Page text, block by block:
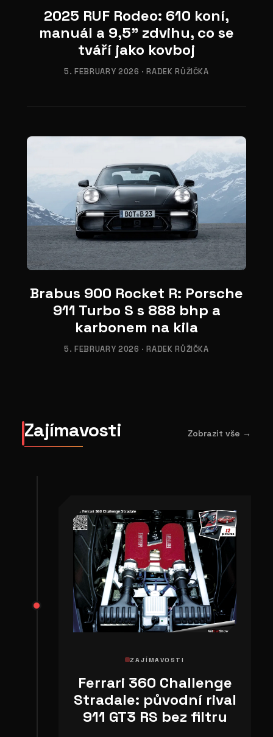
2025 RUF Rodeo: 610 koní,
manuál a 9,5" zdvihu, co se
tváří jako kovboj
5. FEBRUARY 2026 · RADEK RŮŽIČKA
06
Brabus 900 Rocket R: Porsche
911 Turbo S s 888 bhp a
karbonem na kila
5. FEBRUARY 2026 · RADEK RŮŽIČKA
Zajímavosti Zobrazit vše →
ZAJÍMAVOSTI
Ferrari 360 Challenge
Stradale: původní rival
911 GT3 RS bez filtru